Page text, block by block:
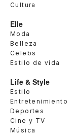
Cultura
Elle
Moda
Belleza
Celebs
Estilo de vida
Life & Style
Estilo
Entretenimiento
Deportes
Cine y TV
Música